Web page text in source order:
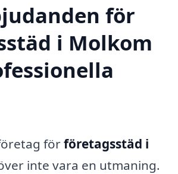
för
i Molkom
förföretagsstäd i
inte vara en utmaning.